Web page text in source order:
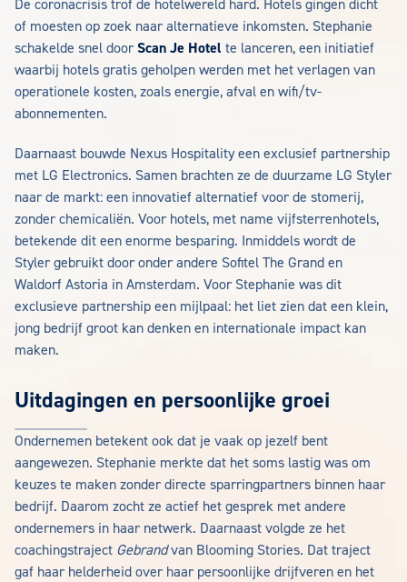
De coronacrisis trof de hotelwereld hard. Hotels gingen dicht
of moesten op zoek naar alternatieve inkomsten. Stephanie
schakelde snel door Scan Je Hotel te lanceren, een initiatief
waarbij hotels gratis geholpen werden met het verlagen van
operationele kosten, zoals energie, afval en wifi/tv-
abonnementen.
Daarnaast bouwde Nexus Hospitality een exclusief partnership
met LG Electronics. Samen brachten ze de duurzame LG Styler
naar de markt: een innovatief alternatief voor de stomerij,
zonder chemicaliën. Voor hotels, met name vijfsterrenhotels,
betekende dit een enorme besparing. Inmiddels wordt de
Styler gebruikt door onder andere Sofitel The Grand en
Waldorf Astoria in Amsterdam. Voor Stephanie was dit
exclusieve partnership een mijlpaal: het liet zien dat een klein,
jong bedrijf groot kan denken en internationale impact kan
maken.
Uitdagingen en persoonlijke groei
Ondernemen betekent ook dat je vaak op jezelf bent
aangewezen. Stephanie merkte dat het soms lastig was om
keuzes te maken zonder directe sparringpartners binnen haar
bedrijf. Daarom zocht ze actief het gesprek met andere
ondernemers in haar netwerk. Daarnaast volgde ze het
coachingstraject Gebrandvan Blooming Stories. Dat traject
gaf haar helderheid over haar persoonlijke drijfveren en het